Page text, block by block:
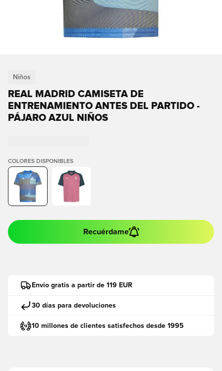
Niños
REAL MADRID CAMISETA DE
ENTRENAMIENTO ANTES DEL PARTIDO -
PÁJARO AZUL NIÑOS
COLORES DISPONIBLES
Recuérdame
Envío gratis a partir de 119 EUR
30 días para devoluciones
10 millones de clientes satisfechos desde 1995